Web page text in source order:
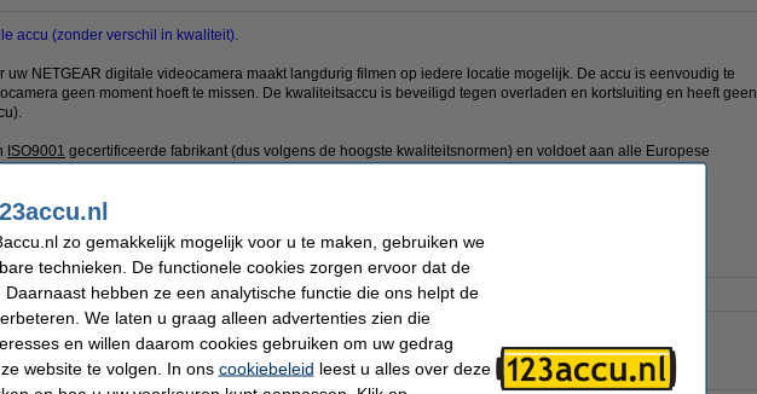
accu (zonder verschil in kwaliteit).
uw NETGEAR digitale videocamera maakt langdurig filmen op iedere locatie mogelijk. De accu is eenvoudig te
geen moment hoeft te missen. De kwaliteitsaccu is beveiligd tegen overladen en kortsluiting en heeft geen
ISO9001 gecertificeerde fabrikant (dus volgens de hoogste kwaliteitsnormen) en voldoet aan alle Europese
gezondheid en milieu.
100% garantie.
u uw digitale videocamera tegen krassen.
Afmetingen:
45 x 37 x 51 mm
Veiligheidsinformatieblad: Handleiding
zo gemakkelijk mogelijk voor u te maken, gebruiken we
technieken. De functionele cookies zorgen ervoor dat de
hebben ze een analytische functie die ons helpt de
We laten u graag alleen advertenties zien die
en willen daarom cookies gebruiken om uw gedrag
website te volgen. In ons cookiebeleid leest u alles over deze